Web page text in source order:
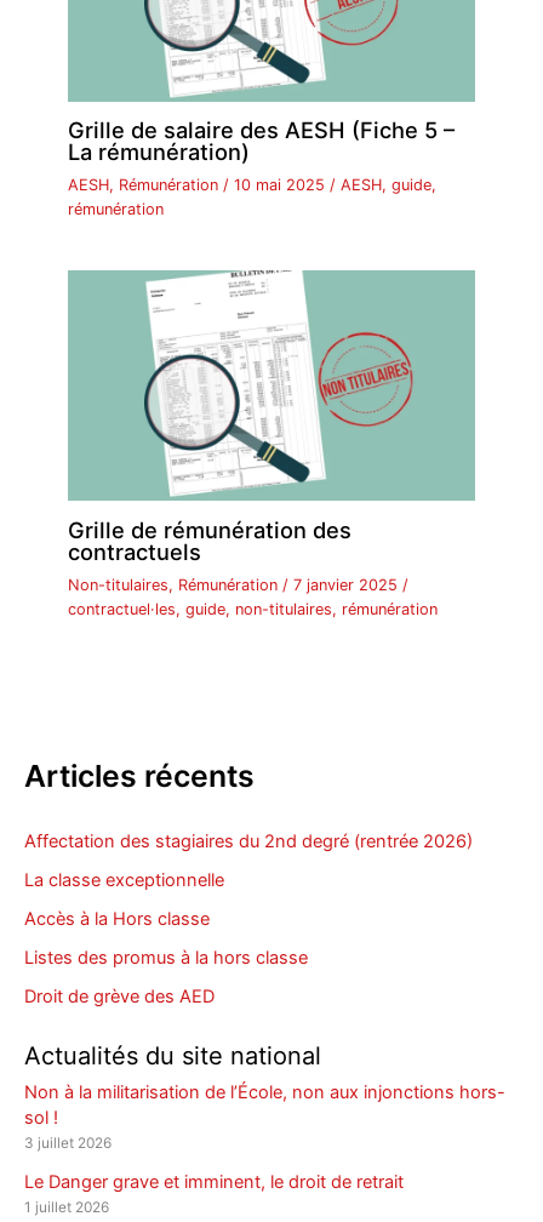
Grille de salaire des AESH (Fiche 5 –
La rémunération)
AESH, Rémunération /10 mai 2025/AESH,guide,
rémunération
Grille de rémunération des
contractuels
Non-titulaires, Rémunération /7 janvier 2025 /
contractuel·les,guide, non-titulaires, rémunération
Articles récents
Affectation des stagiaires du 2nd degré (rentrée 2026)
La classe exceptionnelle
Accès à la Hors classe
Listes des promus à la hors classe
Droit de grève des AED
Actualités du site national
Non à la militarisation de l’École, non aux injonctions hors-
sol !
3 juillet 2026
Le Danger grave et imminent, le droit de retrait
1 juillet 2026